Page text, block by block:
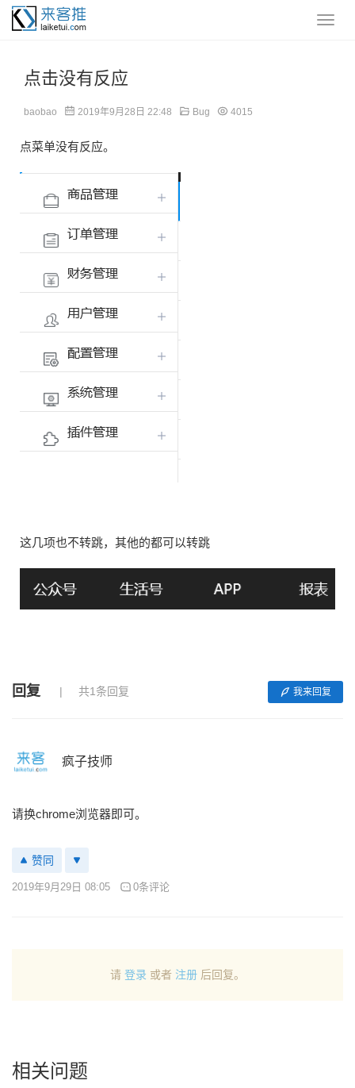
点击没有反应
baobao 2019年9月28日 22:48 Bug 4015
点菜单没有反应。
这几项也不转跳，其他的都可以转跳
回复 共1条回复 我来回复
疯子技师
请换chrome浏览器即可。
赞同
2019年9月29日 08:05 0条评论
请 登录 或者 注册 后回复。
相关问题